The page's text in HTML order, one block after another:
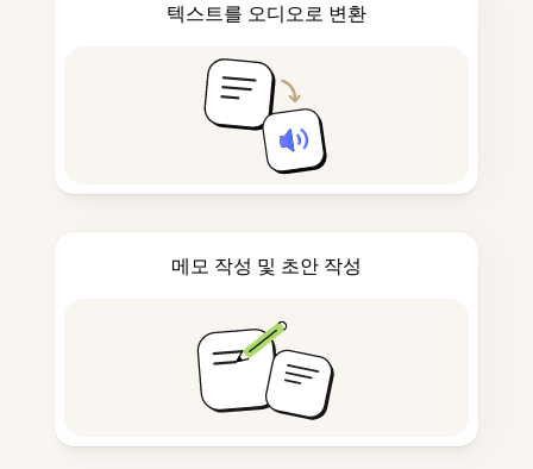
텍스트를 오디오로 변환
메모 작성 및 초안 작성